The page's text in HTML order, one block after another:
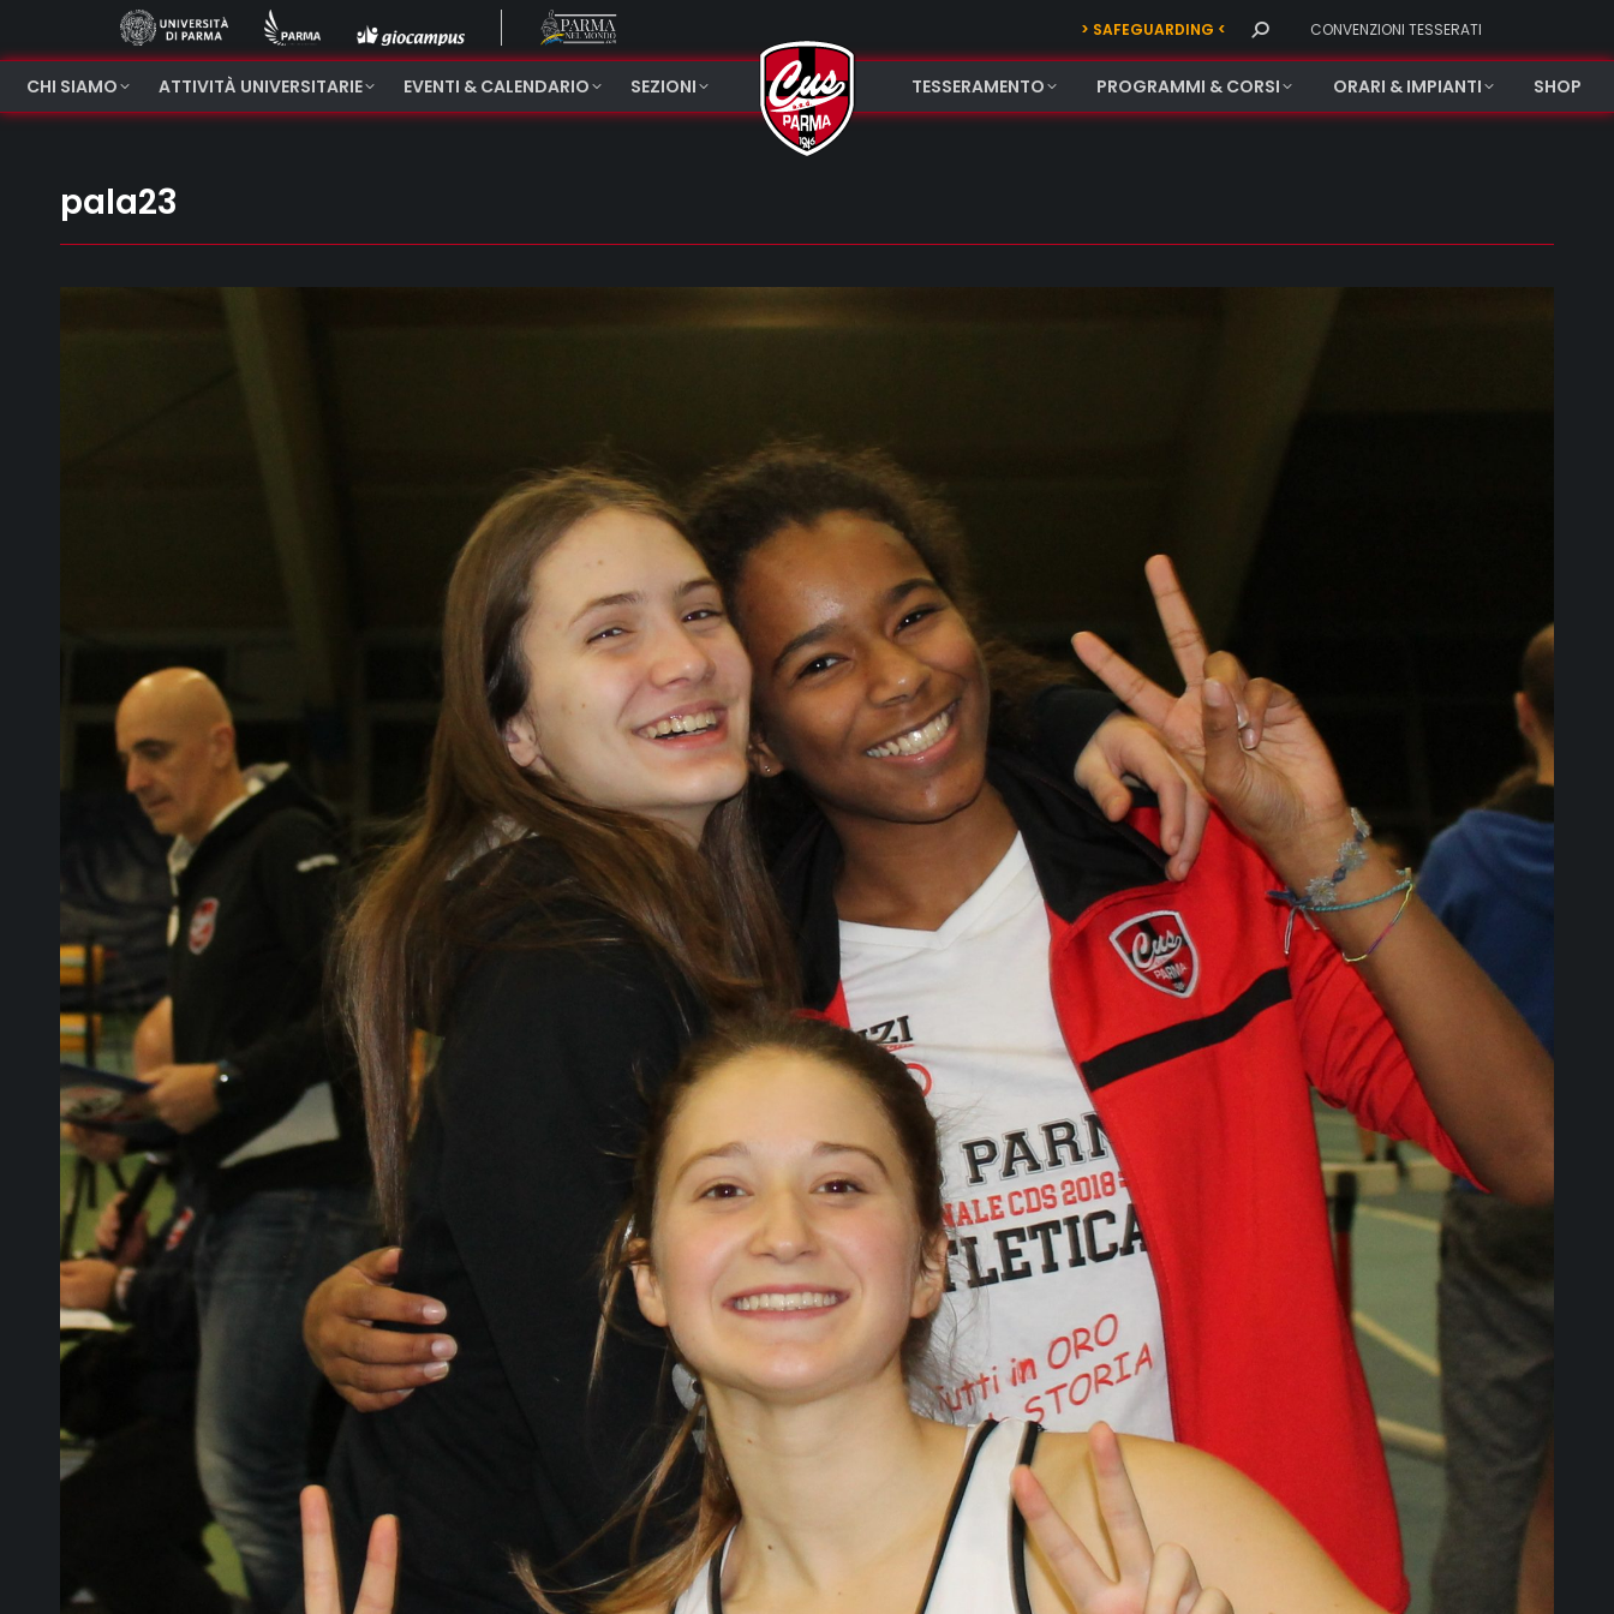
> SAFEGUARDING < Search: CONVENZIONI TESSERATI
CHI SIAMO ATTIVITÀ UNIVERSITARIE EVENTI & CALENDARIO SEZIONI TESSERAMENTO PROGRAMMI & CORSI ORARI & IMPIANTI SHOP
pala23